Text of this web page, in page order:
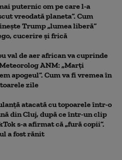
puternic om pe care l-a
vreodată planeta”. Cum
Trump „lumea liberă”
cucerire și frică
val de aer african va cuprinde
ANM: „Marți
apogeul”. Cum va fi vremea în
zile
atacată cu topoarele într-o
din Cluj, după ce într-un clip
s-a afirmat că „fură copii”.
a fost rănit